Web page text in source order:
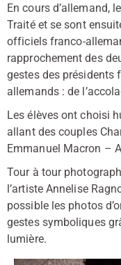
En cours d’allemand,
Traité et se sont
officiels franco-
rapprochement des
gestes des présidents
allemands : de
Les élèves ont choisi
allant des couples
Emmanuel Macron –
Tour à tour
l’artiste Annelise
possible les photos
gestes symboliques
lumière.